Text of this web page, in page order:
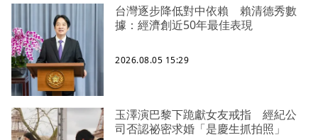
台灣逐步降低對中依賴 賴清德秀數
據：經濟創近50年最佳表現
2026.08.05 15:29
玉澤演巴黎下跪獻女友戒指 經紀公
司否認祕密求婚「是慶生抓拍照」